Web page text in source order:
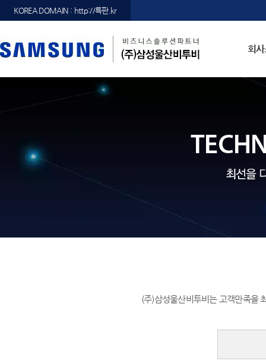
KOREA DOMAIN : http://특판.kr
회
(주)삼성울산비투비는 고객만족을